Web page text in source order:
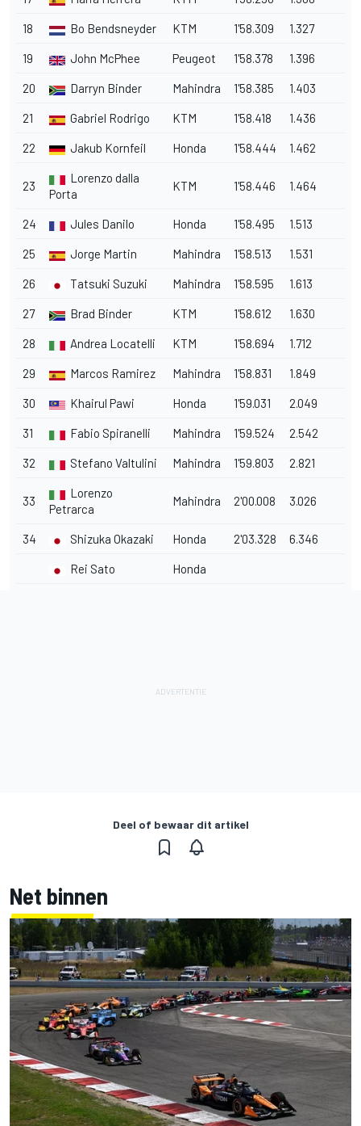
18 Bo Bendsneyder KTM 1'58.309 1.327
19 John McPhee Peugeot 1'58.378 1.396
20 Darryn Binder Mahindra 1'58.385 1.403
21 Gabriel Rodrigo KTM 1'58.418 1.436
22 Jakub Kornfeil Honda 1'58.444 1.462
23
Lorenzo dalla
Porta
KTM 1'58.446 1.464
24 Jules Danilo Honda 1'58.495 1.513
25 Jorge Martin Mahindra 1'58.513 1.531
26 Tatsuki Suzuki Mahindra 1'58.595 1.613
27 Brad Binder KTM 1'58.612 1.630
28 Andrea Locatelli KTM 1'58.694 1.712
29 Marcos Ramirez Mahindra 1'58.831 1.849
30 Khairul Pawi Honda 1'59.031 2.049
31 Fabio Spiranelli Mahindra 1'59.524 2.542
32 Stefano Valtulini Mahindra 1'59.803 2.821
33
Lorenzo
Petrarca
Mahindra 2'00.008 3.026
34 Shizuka Okazaki Honda 2'03.328 6.346
Rei Sato Honda
Deel of bewaar dit artikel
Net binnen